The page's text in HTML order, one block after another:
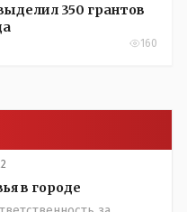
350 грантов
160
в городе